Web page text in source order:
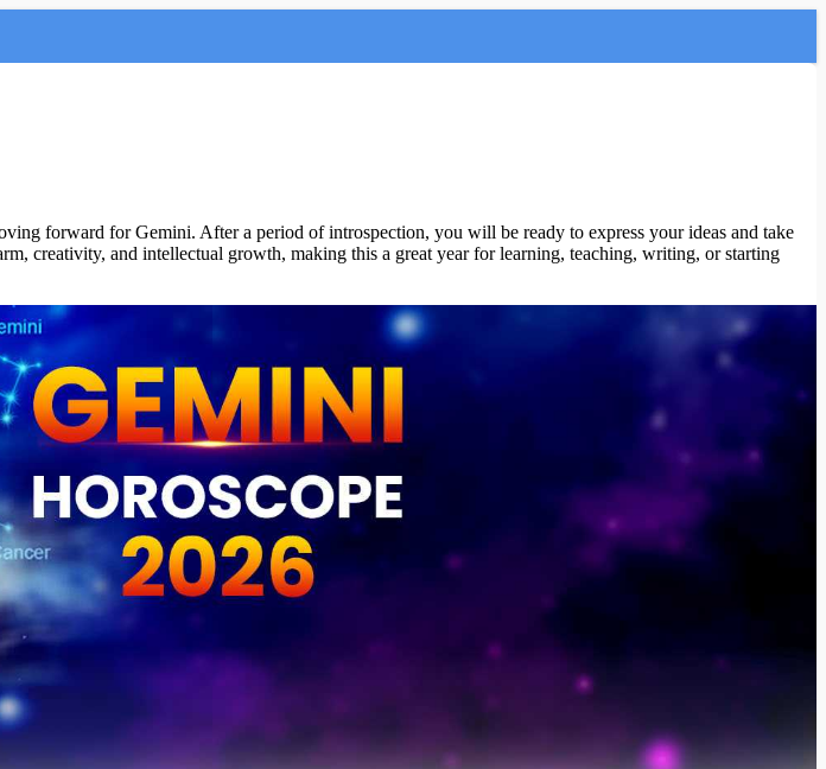
forward for Gemini. After a period of introspection, you will be ready to express your ideas and take
creativity, and intellectual growth, making this a great year for learning, teaching, writing, or starting